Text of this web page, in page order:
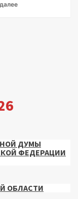
ДУМЫ
ФЕДЕРАЦИИ
ОБЛАСТИ